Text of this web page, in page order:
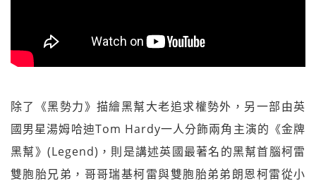
除了《黑勢力》描繪黑幫大老追求權勢外，另一部由英
國男星湯姆哈迪Tom Hardy一人分飾兩角主演的《金牌
黑幫》(Legend)，則是講述英國最著名的黑幫首腦柯雷
雙胞胎兄弟，哥哥瑞基柯雷與雙胞胎弟弟朗恩柯雷從小